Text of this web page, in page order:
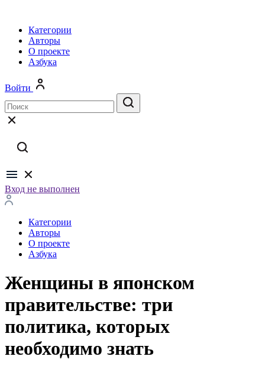
Категории
Авторы
О проекте
Азбука
Войти
Вход не выполнен
Категории
Авторы
О проекте
Азбука
Женщины в японском
правительстве: три
политика, которых
необходимо знать